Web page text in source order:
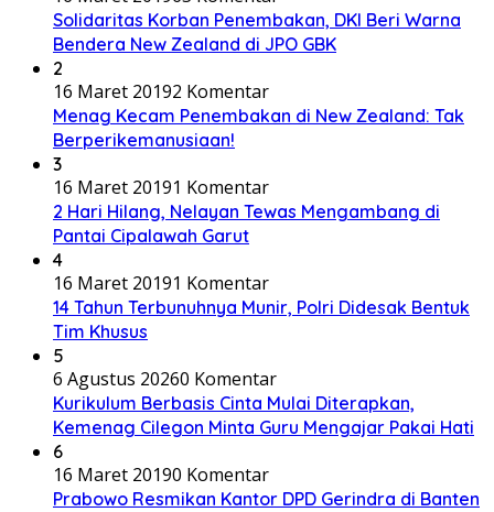
Solidaritas Korban Penembakan, DKI Beri Warna
Bendera New Zealand di JPO GBK
2
16 Maret 20192 Komentar
Menag Kecam Penembakan di New Zealand: Tak
Berperikemanusiaan!
3
16 Maret 20191 Komentar
2 Hari Hilang, Nelayan Tewas Mengambang di
Pantai Cipalawah Garut
4
16 Maret 20191 Komentar
14 Tahun Terbunuhnya Munir, Polri Didesak Bentuk
Tim Khusus
5
6 Agustus 20260 Komentar
Kurikulum Berbasis Cinta Mulai Diterapkan,
Kemenag Cilegon Minta Guru Mengajar Pakai Hati
6
16 Maret 20190 Komentar
Prabowo Resmikan Kantor DPD Gerindra di Banten